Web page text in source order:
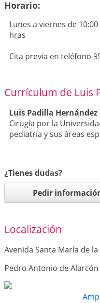
Horario:
Lunes a viernes de
hras
Cita previa en teléfono
Currículum de Luis
Luis Padilla Hernández
Cirugía por la
pediatría y sus áreas
¿Tienes dudas?
Pedir
Localización
Avenida Santa María de
Pedro Antonio de Alarcón